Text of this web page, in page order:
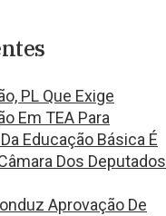
PL Que Exige
Em TEA Para
Educação Básica É
Dos Deputados
Aprovação De